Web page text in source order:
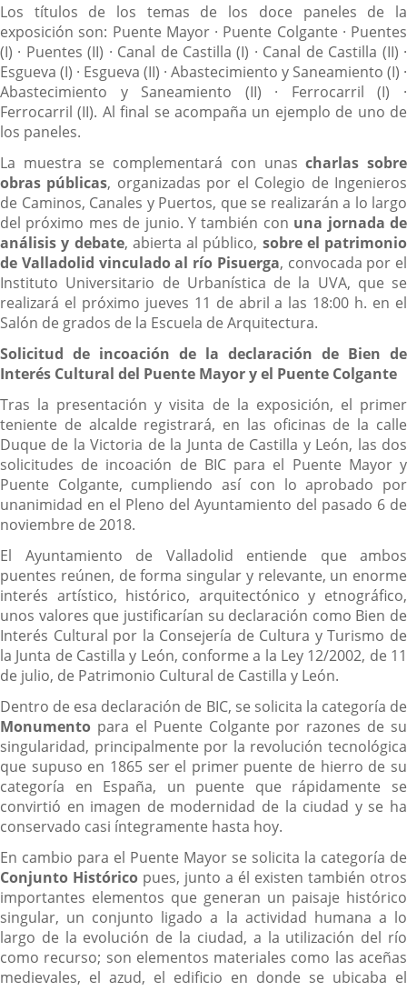
Los títulos de los temas de los doce paneles de la
exposición son: Puente Mayor · Puente Colgante · Puentes
(I) · Puentes (II) · Canal de Castilla (I) · Canal de Castilla (II) ·
Esgueva (I) · Esgueva (II) · Abastecimiento y Saneamiento (I) ·
Abastecimiento y Saneamiento (II) · Ferrocarril (I) ·
Ferrocarril (II). Al final se acompaña un ejemplo de uno de
los paneles.
La muestra se complementará con unascharlas sobre
obras públicas, organizadas por el Colegio de Ingenieros
de Caminos, Canales y Puertos, que se realizarán a lo largo
del próximo mes de junio. Y también con una jornada de
análisis y debate, abierta al público, sobre el patrimonio
de Valladolid vinculado al río Pisuerga, convocada por el
Instituto Universitario de Urbanística de la UVA, que se
realizará el próximo jueves 11 de abril a las 18:00 h. en el
Salón de grados de la Escuela de Arquitectura.
Solicitud de incoación de la declaración de Bien de
Interés Cultural del Puente Mayor y el Puente Colgante
Tras la presentación y visita de la exposición, el primer
teniente de alcalde registrará, en las oficinas de la calle
Duque de la Victoria de la Junta de Castilla y León, las dos
solicitudes de incoación de BIC para el Puente Mayor y
Puente Colgante, cumpliendo así con lo aprobado por
unanimidad en el Pleno del Ayuntamiento del pasado 6 de
noviembre de 2018.
El Ayuntamiento de Valladolid entiende que ambos
puentes reúnen, de forma singular y relevante, un enorme
interés artístico, histórico, arquitectónico y etnográfico,
unos valores que justificarían su declaración como Bien de
Interés Cultural por la Consejería de Cultura y Turismo de
la Junta de Castilla y León, conforme a la Ley 12/2002, de 11
de julio, de Patrimonio Cultural de Castilla y León.
Dentro de esa declaración de BIC, se solicita la categoría de
Monumento para el Puente Colgante por razones de su
singularidad, principalmente por la revolución tecnológica
que supuso en 1865 ser el primer puente de hierro de su
categoría en España, un puente que rápidamente se
convirtió en imagen de modernidad de la ciudad y se ha
conservado casi íntegramente hasta hoy.
En cambio para el Puente Mayor se solicita la categoría de
Conjunto Histórico pues, junto a él existen también otros
importantes elementos que generan un paisaje histórico
singular, un conjunto ligado a la actividad humana a lo
largo de la evolución de la ciudad, a la utilización del río
como recurso; son elementos materiales como las aceñas
medievales, el azud, el edificio en donde se ubicaba el